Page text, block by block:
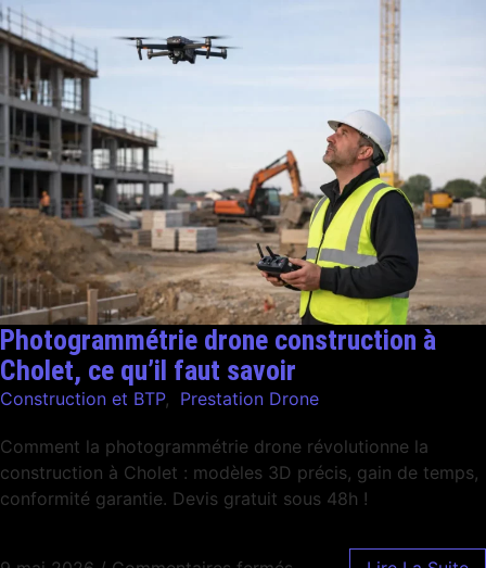
Photogrammétrie drone construction à
Cholet, ce qu’il faut savoir
Construction et BTP, Prestation Drone
Comment la photogrammétrie drone révolutionne la
construction à Cholet : modèles 3D précis, gain de temps,
conformité garantie. Devis gratuit sous 48h !